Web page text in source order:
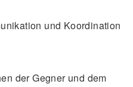
und Koordination
der Gegner und dem